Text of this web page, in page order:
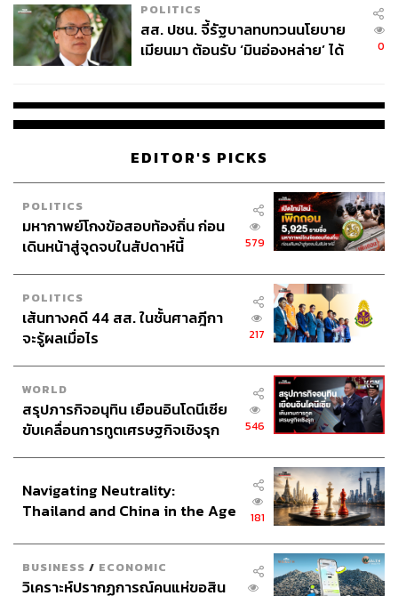
POLITICS
สส. ปชน. จี้รัฐบาลทบทวนนโยบาย
เมียนมา ต้อนรับ ‘มินอ่องหล่าย’ ได้
0
EDITOR'S PICKS
POLITICS
มหากาพย์โกงข้อสอบท้องถิ่น ก่อน
เดินหน้าสู่จุดจบในสัปดาห์นี้
579
POLITICS
เส้นทางคดี 44 สส. ในชั้นศาลฎีกา
จะรู้ผลเมื่อไร
217
WORLD
สรุปภารกิจอนุทิน เยือนอินโดนีเซีย
ขับเคลื่อนการทูตเศรษฐกิจเชิงรุก
546
Navigating Neutrality:
Thailand and China in the Age
181
BUSINESS / ECONOMIC
วิเคราะห์ปรากฏการณ์คนแห่ขอสิน